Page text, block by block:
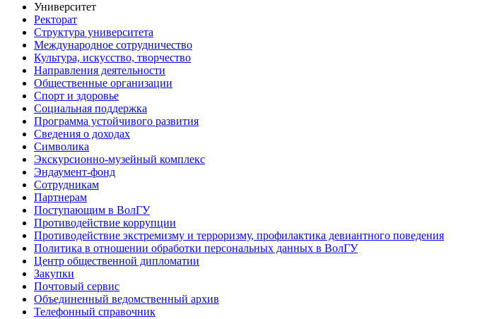
Университет
Ректорат
Структура университета
Международное сотрудничество
Культура, искусство, творчество
Направления деятельности
Общественные организации
Спорт и здоровье
Социальная поддержка
Программа устойчивого развития
Сведения о доходах
Символика
Экскурсионно-музейный комплекс
Эндаумент-фонд
Сотрудникам
Партнерам
Поступающим в ВолГУ
Противодействие коррупции
Противодействие экстремизму и терроризму, профилактика девиантного поведения
Политика в отношении обработки персональных данных в ВолГУ
Центр общественной дипломатии
Закупки
Почтовый сервис
Объединенный ведомственный архив
Телефонный справочник